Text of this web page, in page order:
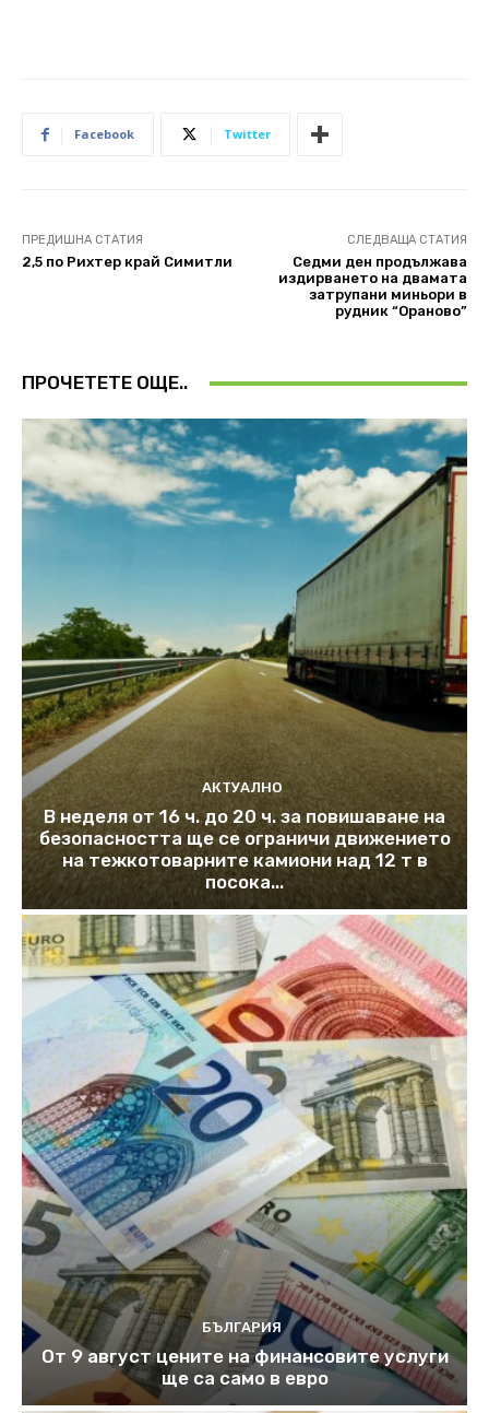
Facebook Twitter
ПРЕДИШНА СТАТИЯ
2,5 по Рихтер край Симитли
СЛЕДВАЩА СТАТИЯ
Седми ден продължава
издирването на двамата
затрупани миньори в
рудник “Ораново”
ПРОЧЕТЕТЕ ОЩЕ..
АКТУАЛНО
В неделя от 16 ч. до 20 ч. за повишаване на
безопасността ще се ограничи движението
на тежкотоварните камиони над 12 т в
посока...
БЪЛГАРИЯ
От 9 август цените на финансовите услуги
ще са само в евро